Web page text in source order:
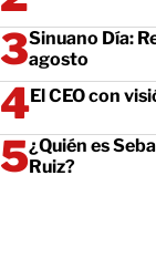
Sinuano Día:
agosto
El CEO con
¿Quién es
Ruiz?